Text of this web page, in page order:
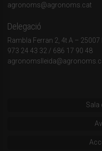
agronoms@agronoms.cat
Delegació
Rambla Ferran 2, 4t A – 25007
973 24 43 32 / 686 17 90 48
Sala